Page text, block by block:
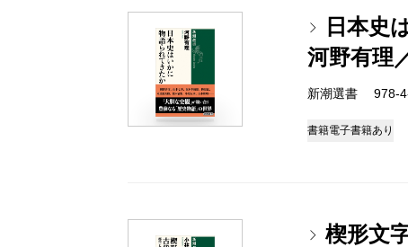
日本史
河野有理
新潮選書 978-
書籍電子書籍あり
楔形文